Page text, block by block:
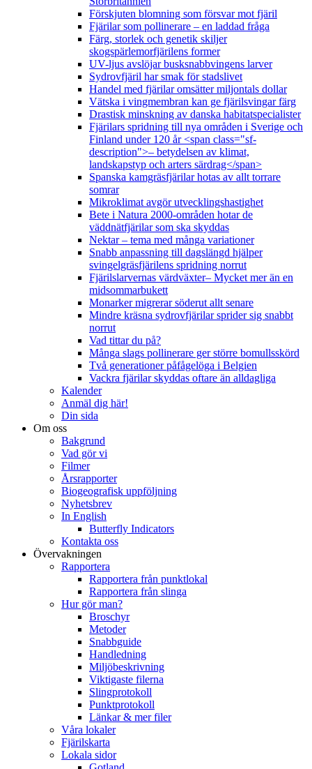
Förskjuten blomning som försvar mot fjäril
Fjärilar som pollinerare – en laddad fråga
Färg, storlek och genetik skiljer
skogspärlemorfjärilens former
UV-ljus avslöjar busksnabbvingens larver
Sydrovfjäril har smak för stadslivet
Handel med fjärilar omsätter miljontals dollar
Vätska i vingmembran kan ge fjärilsvingar färg
Drastisk minskning av danska habitatspecialister
Fjärilars spridning till nya områden i Sverige och
Finland under 120 år <span class="sf-
description">– betydelsen av klimat,
landskapstyp och arters särdrag</span>
Spanska kamgräsfjärilar hotas av allt torrare
somrar
Mikroklimat avgör utvecklingshastighet
Bete i Natura 2000-områden hotar de
väddnätfjärilar som ska skyddas
Nektar – tema med många variationer
Snabb anpassning till dagslängd hjälper
svingelgräsfjärilens spridning norrut
Fjärilslarvernas värdväxter– Mycket mer än en
midsommarbukett
Monarker migrerar söderut allt senare
Mindre kräsna sydrovfjärilar sprider sig snabbt
norrut
Vad tittar du på?
Många slags pollinerare ger större bomullsskörd
Två generationer påfågelöga i Belgien
Vackra fjärilar skyddas oftare än alldagliga
Kalender
Anmäl dig här!
Din sida
Om oss
Bakgrund
Vad gör vi
Filmer
Årsrapporter
Biogeografisk uppföljning
Nyhetsbrev
In English
Butterfly Indicators
Kontakta oss
Övervakningen
Rapportera
Rapportera från punktlokal
Rapportera från slinga
Hur gör man?
Broschyr
Metoder
Snabbguide
Handledning
Miljöbeskrivning
Viktigaste filerna
Slingprotokoll
Punktprotokoll
Länkar & mer filer
Våra lokaler
Fjärilskarta
Lokala sidor